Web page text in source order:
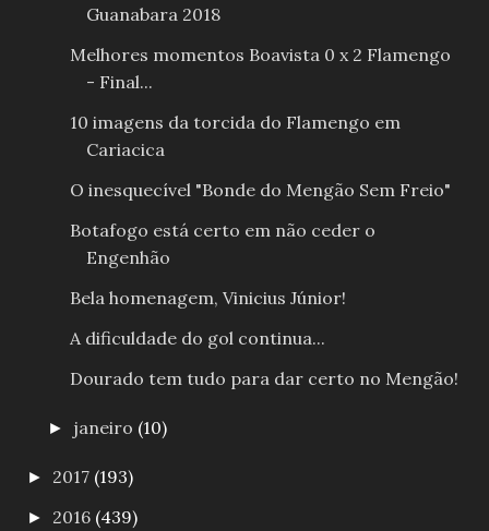
Guanabara 2018
Melhores momentos Boavista 0 x 2 Flamengo
- Final...
10 imagens da torcida do Flamengo em
Cariacica
O inesquecível "Bonde do Mengão Sem Freio"
Botafogo está certo em não ceder o
Engenhão
Bela homenagem, Vinicius Júnior!
A dificuldade do gol continua...
Dourado tem tudo para dar certo no Mengão!
► janeiro (10)
► 2017 (193)
► 2016 (439)